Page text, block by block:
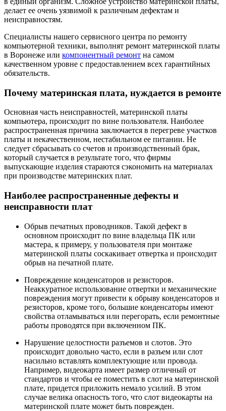
делает ее очень уязвимой к различным дефектам и
неисправностям.
Специалисты нашего сервисного центра по ремонту
компьютерной техники, выполнят ремонт материнской платы
в Воронеже или компонентный ремонт на самом
качественном уровне с предоставлением всех гарантийных
обязательств.
Почему материнская плата, нуждается в ремонте
Основная часть неисправностей, материнской платы
компьютера, происходит по вине пользователя. Наиболее
распространенная причина заключается в перегреве участков
платы и некачественном, нестабильном ее питании. Не
следует сбрасывать со счетов и производственный брак,
который случается в результате того, что фирмы
выпускающие изделия стараются сэкономить на материалах
при производстве материнских плат.
Наиболее распространенные дефекты и
неисправности плат
Обрыв печатных проводников. Такой дефект в
основном происходит по вине владельца ПК или
мастера, к примеру, у пользователя при монтаже
материнской платы соскакивает отвертка и происходит
обрыв на печатной плате.
Повреждение конденсаторов и резисторов.
Неаккуратное использование отвертки и механические
повреждения могут привести к обрыву конденсаторов и
резисторов, кроме того, большие конденсаторы имеют
свойства отламываться или перегорать, если ремонтные
работы проводятся при включенном ПК.
Нарушение целостности разъемов и слотов. Это
происходит довольно часто, если в разъем или слот
насильно вставлять комплектующие или провода.
Например, видеокарта имеет размер отличный от
стандартов и чтобы ее поместить в слот на материнской
плате, придется приложить немало усилий. В этом
случае велика опасность того, что слот видеокарты на
материнской плате может быть поврежден.